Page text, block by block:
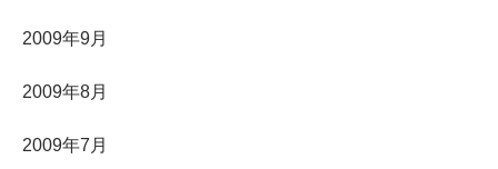
2009年9月
2009年8月
2009年7月